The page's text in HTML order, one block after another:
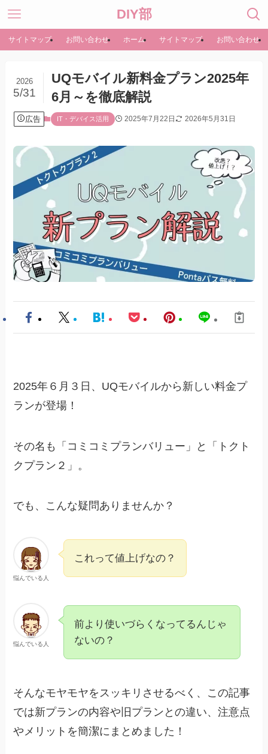
DIY部
サイトマップ お問い合わせ ホーム サイトマップ お問い合わせ
UQモバイル新料金プラン2025年
6月～を徹底解説
2026
5/31
広告 IT・デバイス活用 2025年7月22日 2026年5月31日
2025年６月３日、UQモバイルから新しい料金プ
ランが登場！
その名も「コミコミプランバリュー」と「トクト
クプラン２」。
でも、こんな疑問ありませんか？
悩んでいる人
これって値上げなの？
悩んでいる人
前より使いづらくなってるんじゃ
ないの？
そんなモヤモヤをスッキリさせるべく、この記事
では新プランの内容や旧プランとの違い、注意点
やメリットを簡潔にまとめました！